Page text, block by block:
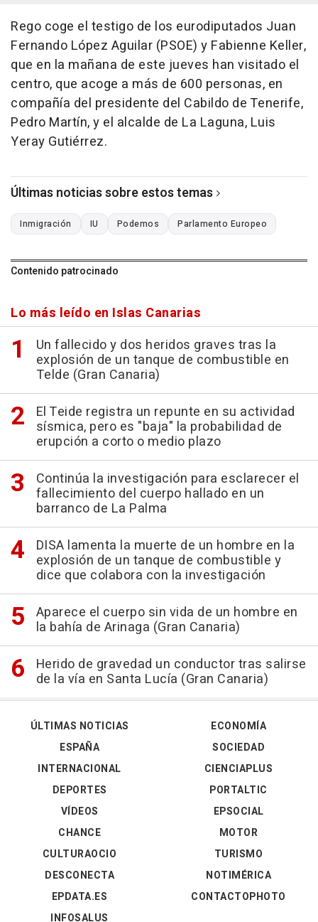
Rego coge el testigo de los eurodiputados Juan
Fernando López Aguilar (PSOE) y Fabienne Keller,
que en la mañana de este jueves han visitado el
centro, que acoge a más de 600 personas, en
compañía del presidente del Cabildo de Tenerife,
Pedro Martín, y el alcalde de La Laguna, Luis
Yeray Gutiérrez.
Últimas noticias sobre estos temas
Inmigración IU Podemos Parlamento Europeo
Contenido patrocinado
Lo más leído en Islas Canarias
Un fallecido y dos heridos graves tras la
explosión de un tanque de combustible en
Telde (Gran Canaria)
El Teide registra un repunte en su actividad
sísmica, pero es "baja" la probabilidad de
erupción a corto o medio plazo
Continúa la investigación para esclarecer el
fallecimiento del cuerpo hallado en un
barranco de La Palma
DISA lamenta la muerte de un hombre en la
explosión de un tanque de combustible y
dice que colabora con la investigación
Aparece el cuerpo sin vida de un hombre en
la bahía de Arinaga (Gran Canaria)
Herido de gravedad un conductor tras salirse
de la vía en Santa Lucía (Gran Canaria)
ÚLTIMAS NOTICIAS
ESPAÑA
INTERNACIONAL
DEPORTES
VÍDEOS
ECONOMÍA
SOCIEDAD
CIENCIAPLUS
PORTALTIC
EPSOCIAL
CHANCE
CULTURAOCIO
DESCONECTA
EPDATA.ES
INFOSALUS
MOTOR
TURISMO
NOTIMÉRICA
CONTACTOPHOTO